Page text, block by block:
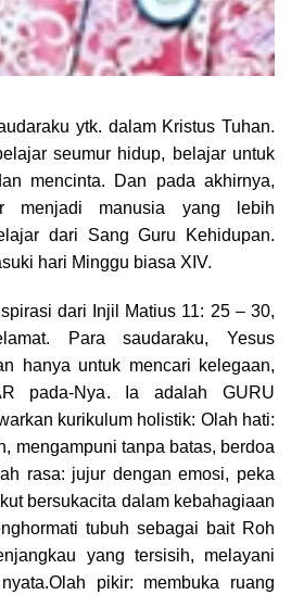
ytk. dalam Kristus Tuhan.
seumur hidup, belajar untuk
mencinta. Dan pada akhirnya,
menjadi manusia yang lebih
dari Sang Guru Kehidupan.
hari Minggu biasa XIV.
dari Injil Matius 11: 25 – 30,
Para saudaraku, Yesus
hanya untuk mencari kelegaan,
pada-Nya. Ia adalah GURU
kurikulum holistik: Olah hati:
mengampuni tanpa batas, berdoa
rasa: jujur dengan emosi, peka
bersukacita dalam kebahagiaan
tubuh sebagai bait Roh
yang tersisih, melayani
pikir: membuka ruang